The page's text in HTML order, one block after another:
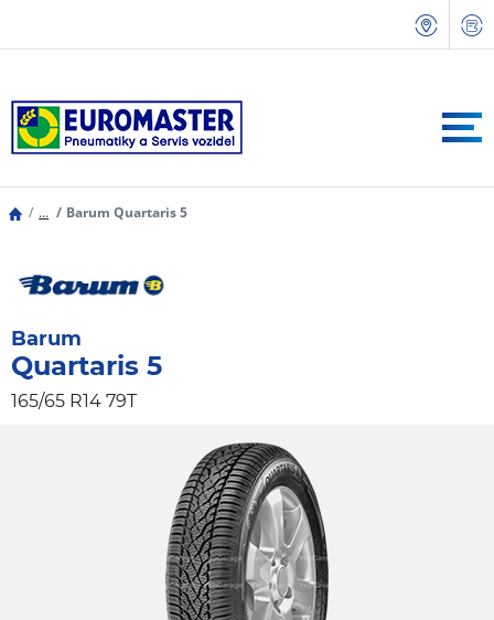
... Barum Quartaris 5
Barum
Quartaris 5
165/65 R14 79T